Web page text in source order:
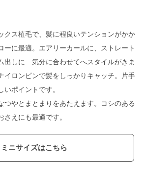
クス植毛で、髪に程良いテンションがかか
ーに最適。エアリーカールに、ストレート
出しに…気分に合わせてへスタイルがきま
イロンピンで髪をしっかりキャッチ。片手
ポイントです。
つやとまとまりをあたえます。コシのある
えにも最適です。
ミニサイズはこちら